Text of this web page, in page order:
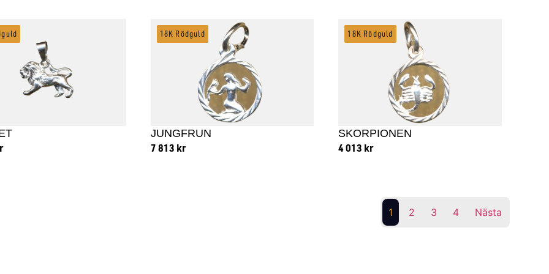
JUNGFRUN
7 813 kr
18K Rödguld
SKORPIONEN
4 013 kr
18K Rödguld
1
2 3 4 Nästa